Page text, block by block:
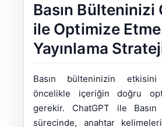
Basın Bülteninizi
ile Optimize
Yayınlama
Basın bülteninizin
öncelikle içeriğin doğru
gerekir. ChatGPT ile Basın
sürecinde, anahtar